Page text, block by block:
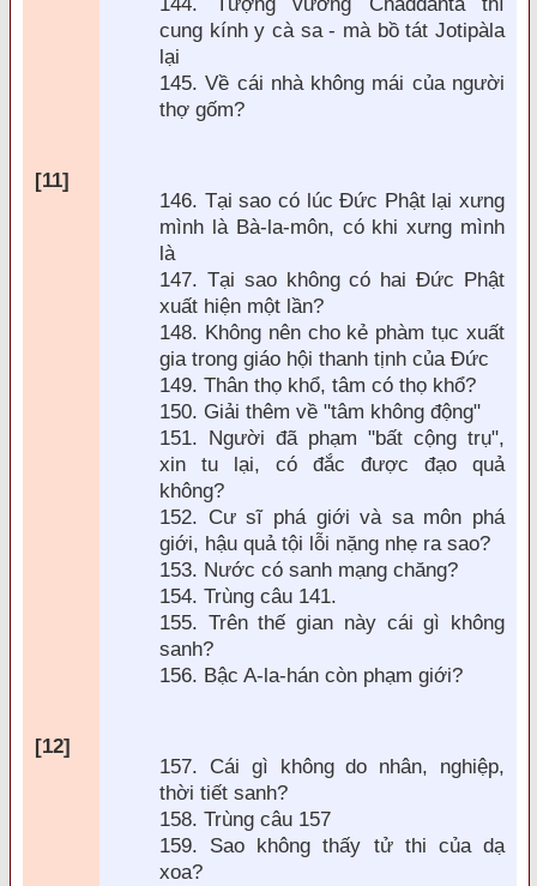
cung kính y cà sa - mà bồ tát Jotipàla
lại
145. Về cái nhà không mái của người
thợ gốm?
[11]
146. Tại sao có lúcĐức Phật lại xưng
mình là Bà-la-môn, có khi xưng mình
là
147. Tại sao không có haiĐức Phật
xuất hiện một lần?
148. Không nên cho kẻ phàm tục xuất
gia trong giáo hội thanh tịnh của Đức
149. Thân thọ khổ, tâm có thọ khổ?
150. Giải thêm về "tâm không động"
151. Người đã phạm "bất cộng trụ",
xin tu lại, có đắc được đạo quả
không?
152. Cư sĩ phá giới và sa môn phá
giới, hậu quả tội lỗi nặng nhẹ ra sao?
153. Nước có sanh mạng chăng?
154. Trùng câu 141.
155. Trên thế gian này cái gì không
sanh?
156. Bậc A-la-hán còn phạm giới?
[12]
157. Cái gì không do nhân, nghiệp,
thời tiết sanh?
158. Trùng câu 157
159. Sao không thấy tử thi của dạ
xoa?